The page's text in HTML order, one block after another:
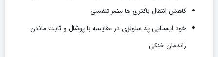
کاهش انتقال باکتری ها مضر تنفسی
خود ایستایی پد سلولزی در مقایسه با پوشال و ثابت ماندن
راندمان خنکی